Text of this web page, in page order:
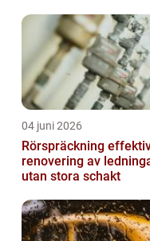
04 juni 2026
Rörspräckning effektiv
renovering av
utan stora schakt